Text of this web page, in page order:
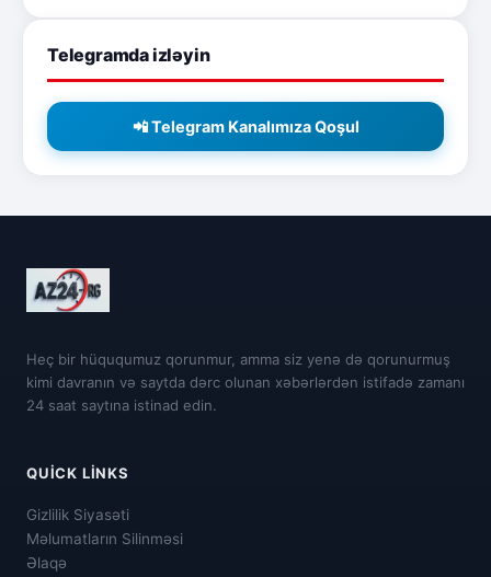
Telegramda izləyin
📲 Telegram Kanalımıza Qoşul
Heç bir hüququmuz qorunmur, amma siz yenə də qorunurmuş
kimi davranın və saytda dərc olunan xəbərlərdən istifadə zamanı
24 saat saytına istinad edin.
QUICK LINKS
Gizlilik Siyasəti
Məlumatların Silinməsi
Əlaqə